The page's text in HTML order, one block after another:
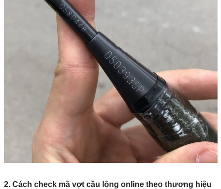
2. Cách check mã vợt cầu lông online theo thương hiệu